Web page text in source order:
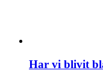
Har vi blivit